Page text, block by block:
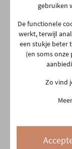
Speciale
Zitdiepte
Zithoogte
Plaats
Relaxfunctie
gebruiken
De functionele
werkt, terwijl
een stukje beter
(en soms
Zo vind